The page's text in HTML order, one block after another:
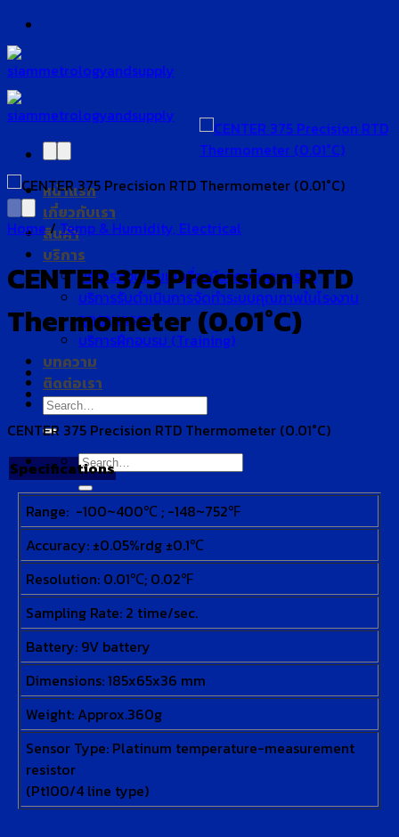
Skip
to
content
หน้าแรก
เกี่ยวกับเรา
สินค้า
บริการ
บริการสอบเทียบเครื่องมือวัดอุตสาหกรรม
บริการรับดำเนินการจัดทำระบบคุณภาพในโรงงาน
อุตสาหกรรม
บริการฝึกอบรม (Training)
บทความ
ติดต่อเรา
Search
for:
Search
for:
Home/Temp & Humidity, Electrical
CENTER 375 Precision RTD
Thermometer (0.01°C)
CENTER 375 Precision RTD Thermometer (0.01°C)
Specifications
Range: -100~400℃ ; -148~752℉
Accuracy: ±0.05%rdg ±0.1℃
Resolution: 0.01℃; 0.02℉
Sampling Rate: 2 time/sec.
Battery: 9V battery
Dimensions: 185x65x36 mm
Weight: Approx.360g
Sensor Type: Platinum temperature-measurement
resistor
(Pt100/4 line type)